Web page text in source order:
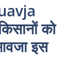
को
इस